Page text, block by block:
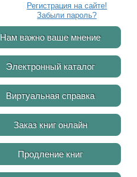
Регистрация на сайте!
Забыли пароль?
Нам важно ваше мнение
Электронный каталог
Виртуальная справка
Заказ книг онлайн
Продление книг